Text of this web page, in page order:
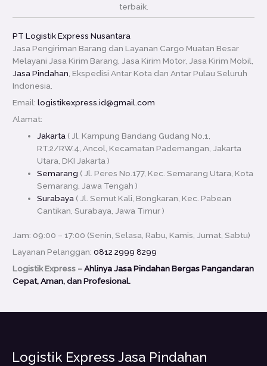
terbaik.
PT Logistik Express Nusantara
Jasa Pengiriman Barang dan Layanan Cargo Muatan Besar
Melayani Jasa Kirim Barang, Jasa Kirim Motor, Jasa Kirim Mobil,
Jasa Pindahan, Ekspedisi Antar Kota dan Antar Pulau Seluruh
Indonesia.
Email:logistikexpress.id@gmail.com
Alamat:
Jakarta ( Jl. Kampung Bandang Gudang No.1,
RT.2/RW.4, Ancol, Kecamatan Pademangan, Jakarta
Utara, DKI Jakarta )
Semarang ( Jl. Peres No.177, Kec. Semarang Utara, Kota
Semarang, Jawa Tengah )
Surabaya ( Jl. Semut Kali, Bongkaran, Kec. Pabean
Cantikan, Surabaya, Jawa Timur )
Jam: 09:00 – 17:00 (Senin, Selasa, Rabu, Kamis, Jumat, Sabtu)
Layanan Pelanggan:0812 2999 8299
Logistik Express –Ahlinya Jasa Pindahan Bergas Pangandaran
Cepat, Aman, dan Profesional.
Logistik Express Jasa Pindahan